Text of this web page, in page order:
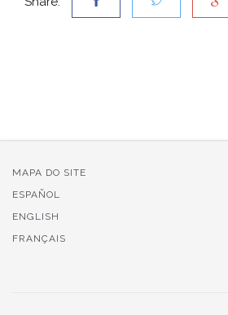
MAPA DO SITE
ESPAÑOL
ENGLISH
FRANÇAIS